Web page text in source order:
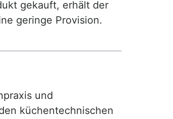
gekauft, erhält der
geringe Provision.
und
küchentechnischen